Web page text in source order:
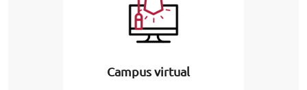
Campus virtual